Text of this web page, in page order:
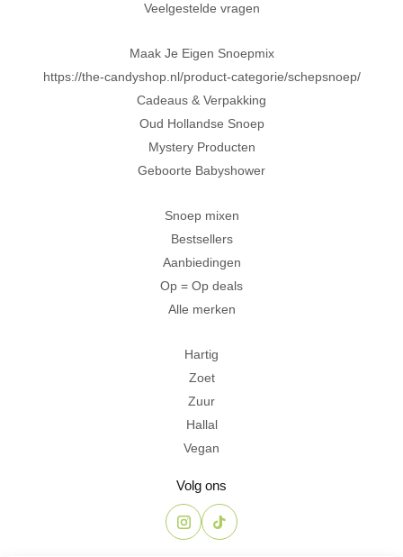
Veelgestelde vragen
Maak Je Eigen Snoepmix
https://the-candyshop.nl/product-categorie/schepsnoep/
Cadeaus & Verpakking
Oud Hollandse Snoep
Mystery Producten
Geboorte Babyshower
Snoep mixen
Bestsellers
Aanbiedingen
Op = Op deals
Alle merken
Hartig
Zoet
Zuur
Hallal
Vegan
Volg ons